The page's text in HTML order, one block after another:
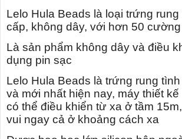
Lelo Hula Beads là loại trứng
cấp, không dây, với hơn 50
Là sản phẩm không dây và điều
dụng pin sạc
Lelo Hula Beads là trứng rung
và mới nhất hiện nay, máy thiết
có thể điều khiển từ xa ở tầm
vui ngay cả ở khoảng cách xa